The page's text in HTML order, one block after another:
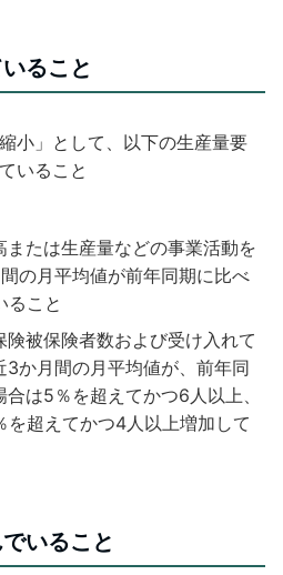
ること
小」として、以下の生産量要
いること
または生産量などの事業活動を
の月平均値が前年同期に比べ
ること
険被保険者数および受け入れて
3か月間の月平均値が、前年同
は5％を超えてかつ6人以上、
を超えてかつ4人以上増加して
いること